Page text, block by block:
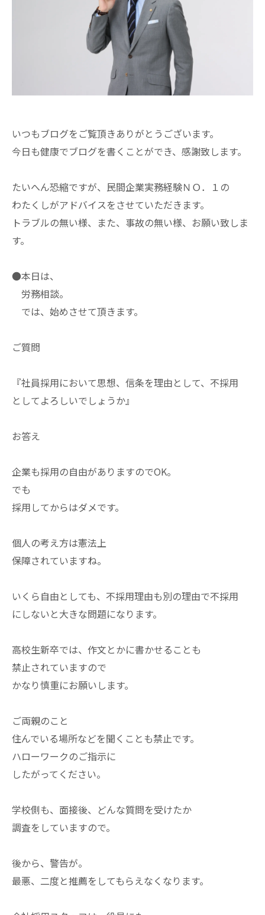
いつもブログをご覧頂きありがとうございます。
今日も健康でブログを書くことができ、感謝致します。
たいへん恐縮ですが、民間企業実務経験ＮＯ．１の
わたくしがアドバイスをさせていただきます。
トラブルの無い様、また、事故の無い様、お願い致しま
す。
●本日は、
労務相談。
では、始めさせて頂きます。
ご質問
『社員採用において思想、信条を理由として、不採用
としてよろしいでしょうか』
お答え
企業も採用の自由がありますのでOK。
でも
採用してからはダメです。
個人の考え方は憲法上
保障されていますね。
いくら自由としても、不採用理由も別の理由で不採用
にしないと大きな問題になります。
高校生新卒では、作文とかに書かせることも
禁止されていますので
かなり慎重にお願いします。
ご両親のこと
住んでいる場所などを聞くことも禁止です。
ハローワークのご指示に
したがってください。
学校側も、面接後、どんな質問を受けたか
調査をしていますので。
後から、警告が。
最悪、二度と推薦をしてもらえなくなります。